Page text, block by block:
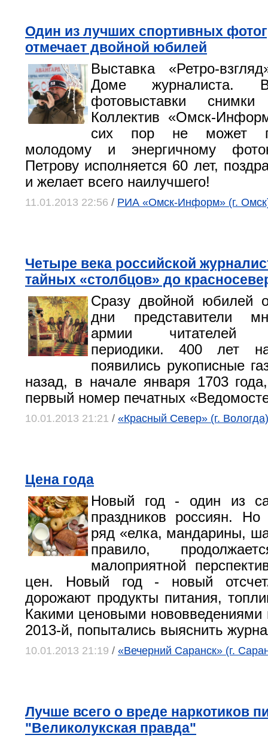
Один из лучших спортивных
отмечает двойной юбилей
Выставка «Ретро-
Доме журналиста. В
фотовыставки
Коллектив «Омск-
сих пор не может
молодому и энергичному
Петрову исполняется 60 лет,
и желает всего наилучшего!
11.01.2013 22:56 / РИА «Омск-Информ» (г.
Четыре века российской
тайных «столбцов» до
Сразу двойной юбилей
дни представители
армии читателей
периодики. 400 лет
появились рукописные
назад, в начале января 1703
первый номер печатных
10.01.2013 21:21 / «Красный Север» (г. Вологда)
Цена года
Новый год - один из
праздников россиян. Но
ряд «елка, мандарины,
правило,
малоприятной
цен. Новый год - новый
дорожают продукты питания,
Какими ценовыми нововведениями
2013-й, попытались выяснить
10.01.2013 21:19 / «Вечерний Саранск» (г.
Лучше всего о вреде наркотиков
"Великолукская правда"